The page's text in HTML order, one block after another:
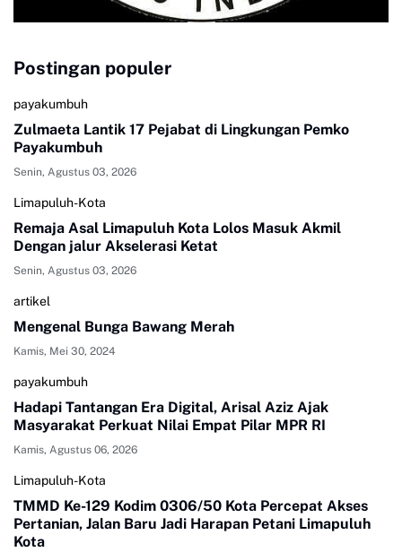
Postingan populer
payakumbuh
Zulmaeta Lantik 17 Pejabat di Lingkungan Pemko
Payakumbuh
Senin, Agustus 03, 2026
Limapuluh-Kota
Remaja Asal Limapuluh Kota Lolos Masuk Akmil
Dengan jalur Akselerasi Ketat
Senin, Agustus 03, 2026
artikel
Mengenal Bunga Bawang Merah
Kamis, Mei 30, 2024
payakumbuh
Hadapi Tantangan Era Digital, Arisal Aziz Ajak
Masyarakat Perkuat Nilai Empat Pilar MPR RI
Kamis, Agustus 06, 2026
Limapuluh-Kota
TMMD Ke-129 Kodim 0306/50 Kota Percepat Akses
Pertanian, Jalan Baru Jadi Harapan Petani Limapuluh
Kota